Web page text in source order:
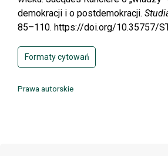
demokracji i o postdemokracji.
85–110. https://doi.org/10.35757/
Formaty cytowań
Prawa autorskie